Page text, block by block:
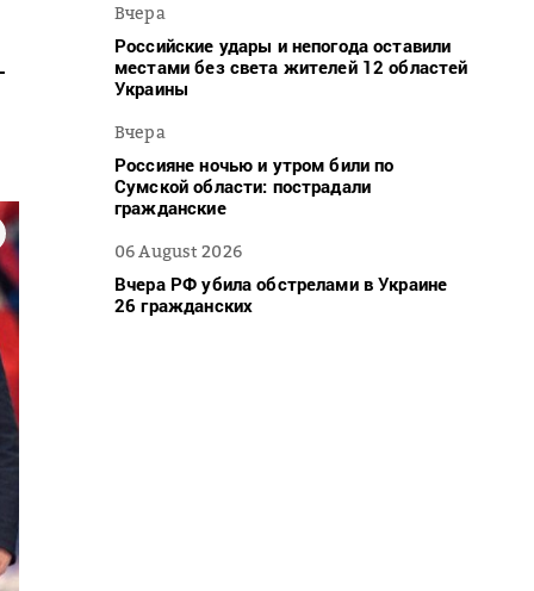
Вчера
Российские удары и непогода оставили
местами без света жителей 12 областей
Украины
Вчера
Россияне ночью и утром били по
Сумской области: пострадали
гражданские
06 August 2026
Вчера РФ убила обстрелами в Украине
26 гражданских